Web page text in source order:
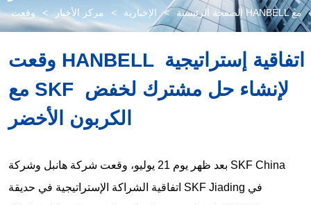
الصفحة الرئيسية > الإخبارية > مركز الأخبار >
وقعت HANBELL اتفاقية إستراتيجية
مع SKF لإنشاء حل مشترك لخفض
الكربون الأخضر